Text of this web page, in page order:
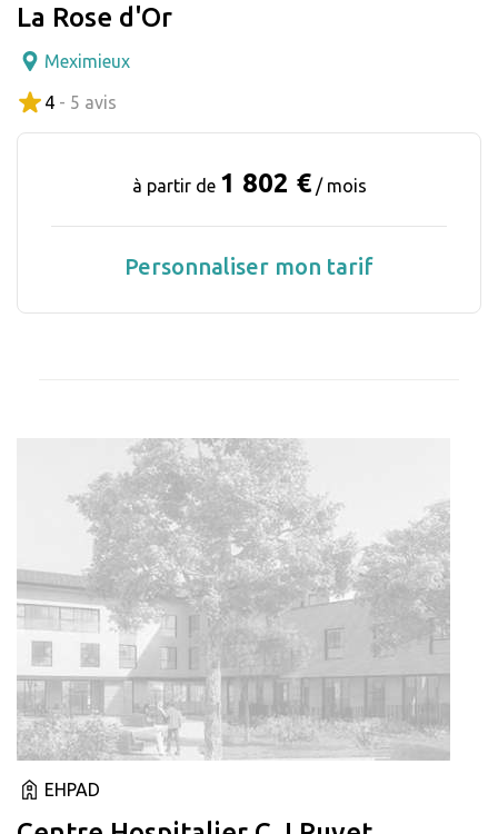
La Rose d'Or
Meximieux
4 - 5 avis
à partir de 1 802 € / mois
Personnaliser mon tarif
EHPAD